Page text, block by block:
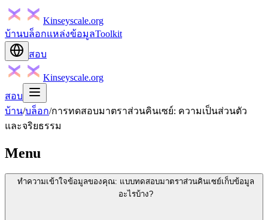
Kinseyscale.org
บ้านบล็อกแหล่งข้อมูลToolkit
สอบ
Kinseyscale.org
สอบ
บ้าน/บล็อก/การทดสอบมาตราส่วนคินเซย์: ความเป็นส่วนตัว
และจริยธรรม
Menu
ทำความเข้าใจข้อมูลของคุณ: แบบทดสอบมาตราส่วนคินเซย์เก็บข้อมูล
อะไรบ้าง?